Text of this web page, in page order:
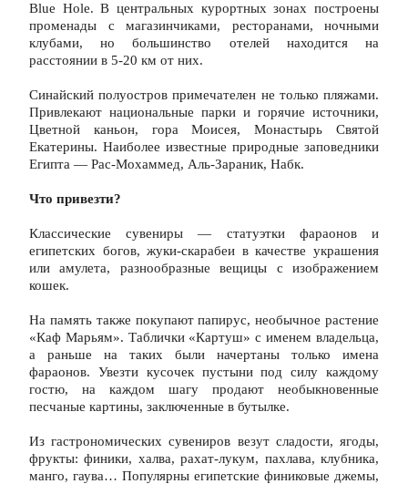
Blue Hole. В центральных курортных зонах построены
променады с магазинчиками, ресторанами, ночными
клубами, но большинство отелей находится на
расстоянии в 5-20 км от них.
Синайский полуостров примечателен не только пляжами.
Привлекают национальные парки и горячие источники,
Цветной каньон, гора Моисея, Монастырь Святой
Екатерины. Наиболее известные природные заповедники
Египта — Рас-Мохаммед, Аль-Зараник, Набк.
Что привезти?
Классические сувениры — статуэтки фараонов и
египетских богов, жуки-скарабеи в качестве украшения
или амулета, разнообразные вещицы с изображением
кошек.
На память также покупают папирус, необычное растение
«Каф Марьям». Таблички «Картуш» с именем владельца,
а раньше на таких были начертаны только имена
фараонов. Увезти кусочек пустыни под силу каждому
гостю, на каждом шагу продают необыкновенные
песчаные картины, заключенные в бутылке.
Из гастрономических сувениров везут сладости, ягоды,
фрукты: финики, халва, рахат-лукум, пахлава, клубника,
манго, гаува… Популярны египетские финиковые джемы,